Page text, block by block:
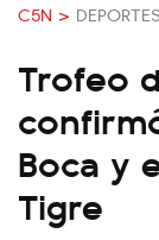
C5N > DEPORTES
Trofeo
Boca y
Tigre